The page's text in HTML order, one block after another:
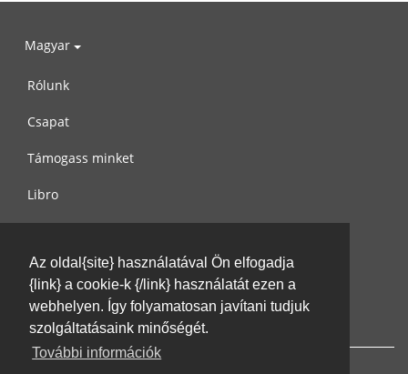
Az oldal{site} használatával Ön elfogadja
{link} a cookie-k {/link} használatát ezen a
webhelyen. Így folyamatosan javítani tudjuk
szolgáltatásaink minőségét.
További információk
Magyar
Rólunk
Csapat
Támogass minket
Libro
Használati feltételek
Írj nekünk